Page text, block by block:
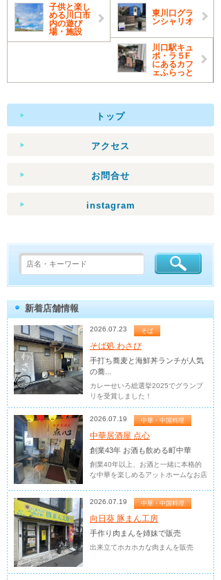
子供と楽し
める川口市
内の遊び
場・施設
東川口グラ
ンシャリオ
川口駅キュ
ポ・ラ５F
にあるカフ
ェふらっと
トップ
アクセス
お問合せ
instagram
新着店舗情報
2026.07.23 そば
そば処 わさび
手打ち蕎麦と海鮮丼ランチが人気
の蕎...
カレーせいろ総選挙2025でグランプ
リを受賞しました！
2026.07.19 中華・中国料理
中華居酒屋 点心
創業43年 お酒も飲める町中華
創業40年以上、お酒と一緒に本格的
な中華を楽しめるアットホームなお店
2026.07.19 中華・中国料理
向日葵 豚まん工房
手作り肉まんを姉妹で販売
出来立てホカホカな肉まんを販売